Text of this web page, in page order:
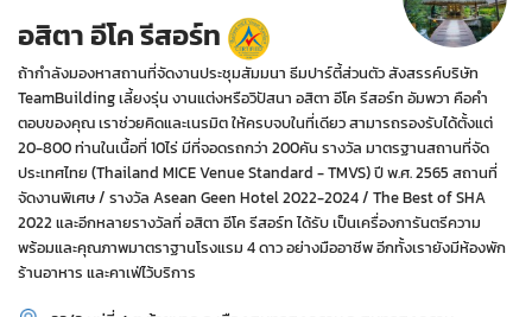
อสิตา อีโค รีสอร์ท
ถ้ากำลังมองหาสถานที่จัดงานประชุมสัมมนา ธีมปาร์ตี้ส่วนตัว สังสรรค์บริษัท
TeamBuilding เลี้ยงรุ่น งานแต่งหรือวิปัสนา อสิตา อีโค รีสอร์ท อัมพวา คือคำ
ตอบของคุณ เราช่วยคิดและเนรมิต ให้ครบจบในที่เดียว สามารถรองรับได้ตั้งแต่
20-800 ท่านในเนื้อที่ 10ไร่ มีที่จอดรถกว่า 200คัน รางวัล มาตรฐานสถานที่จัด
ประเทศไทย (Thailand MICE Venue Standard - TMVS) ปี พ.ศ. 2565 สถานที่
จัดงานพิเศษ / รางวัล Asean Geen Hotel 2022-2024 / The Best of SHA
2022 และอีกหลายรางวัลที่ อสิตา อีโค รีสอร์ท ได้รับ เป็นเครื่องการันตรีความ
พร้อมและคุณภาพมาตราฐานโรงแรม 4 ดาว อย่างมืออาชีพ อีกทั้งเรายังมีห้องพัก
ร้านอาหาร และคาเฟ่ไว้บริการ